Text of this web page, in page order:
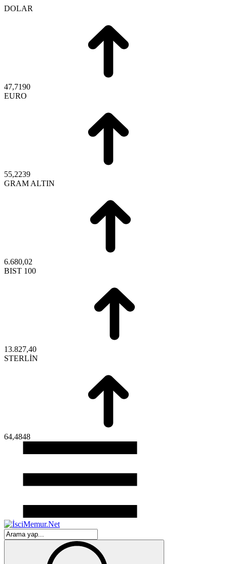
DOLAR
47,7190
EURO
55,2239
GRAM ALTIN
6.680,02
BIST 100
13.827,40
STERLİN
64,4848